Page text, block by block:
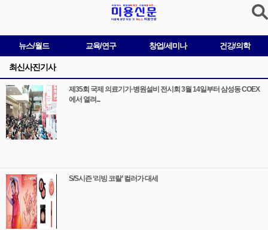
뉴스/월드 교육/연구 창업/세미나 건강/의학
최신사진기사
제35회 국제 의료기기·병원설비 전시회 3월 14일부터 삼성동 COEX
에서 열려...
S/S시즌 ‘리빙 코랄’ 컬러가 대세